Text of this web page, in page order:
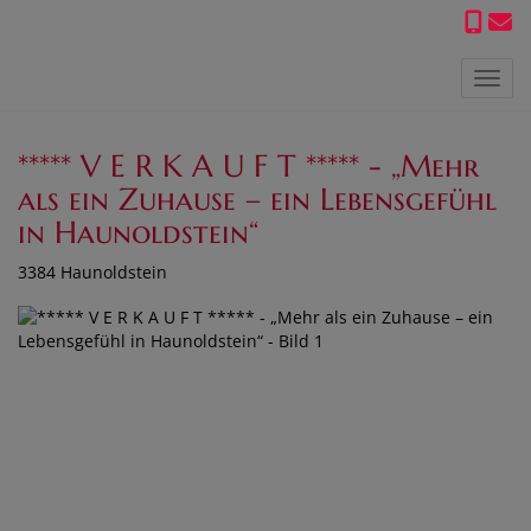
***** V E R K A U F T ***** - „Mehr
als ein Zuhause – ein Lebensgefühl
in Haunoldstein“
3384 Haunoldstein